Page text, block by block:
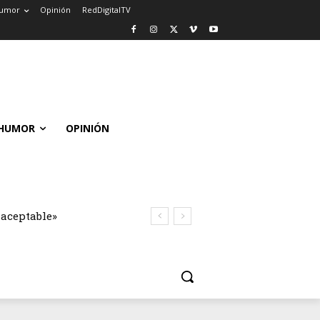
Opinión RedDigitalTV
OPINIÓN